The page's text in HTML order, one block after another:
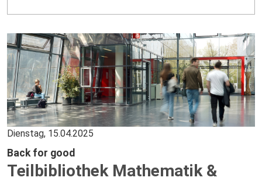
Dienstag, 15.04.2025
Back for good
Teilbibliothek Mathematik &